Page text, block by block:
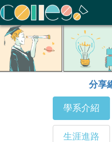
ColleGo! 大學選才與高中育才輔
分享
學系介紹
生涯進路